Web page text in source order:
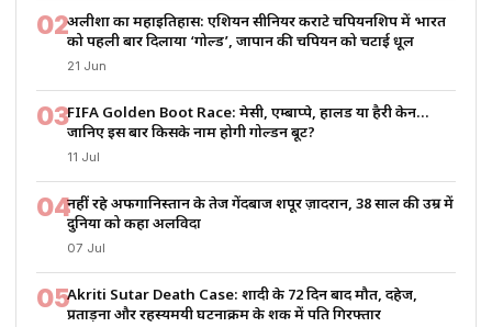
02अलीशा का महाइतिहास: एशियन सीनियर कराटे चैंपियनशिप में भारत
को पहली बार दिलाया ‘गोल्ड’, जापान की चैंपियन को चटाई धूल
21 Jun
03FIFA Golden Boot Race: मेसी, एम्बाप्पे, हालैंड या हैरी केन…
जानिए इस बार किसके नाम होगी गोल्डन बूट?
11 Jul
04नहीं रहे अफगानिस्तान के तेज गेंदबाज शपूर ज़ादरान, 38 साल की उम्र में
दुनिया को कहा अलविदा
07 Jul
05Akriti Sutar Death Case: शादी के 72 दिन बाद मौत, दहेज,
प्रताड़ना और रहस्यमयी घटनाक्रम के शक में पति गिरफ्तार